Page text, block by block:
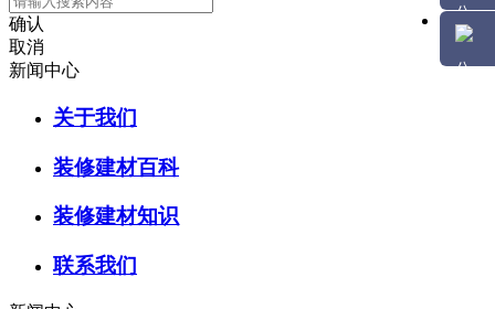
确认
取消
新闻中心
关于我们
装修建材百科
装修建材知识
联系我们